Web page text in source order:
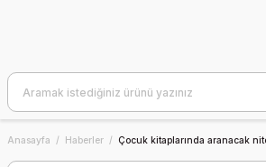
Anasayfa Haberler Çocuk kitaplarında aranacak